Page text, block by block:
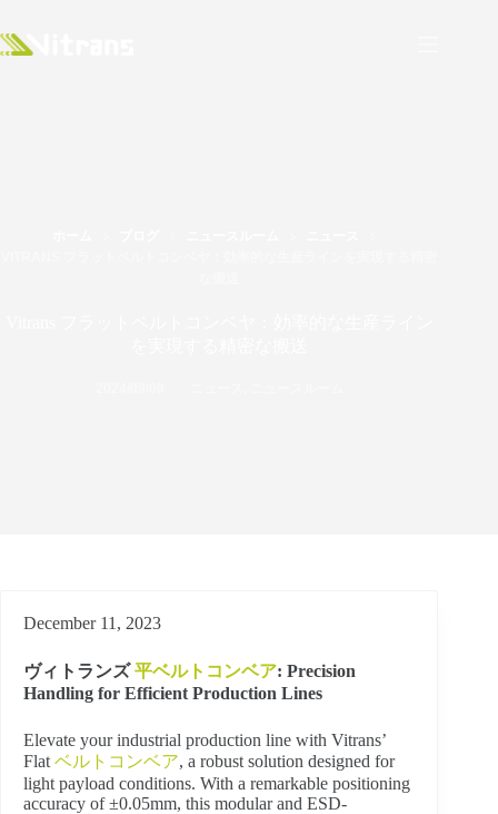
December 11, 2023
ヴィトランズ平ベルトコンベア: Precision
Handling for Efficient Production Lines
Elevate your industrial production line with Vitrans’
Flat ベルトコンベア, a robust solution designed for
light payload conditions. With a remarkable positioning
accuracy of ±0.05mm, this modular and ESD-